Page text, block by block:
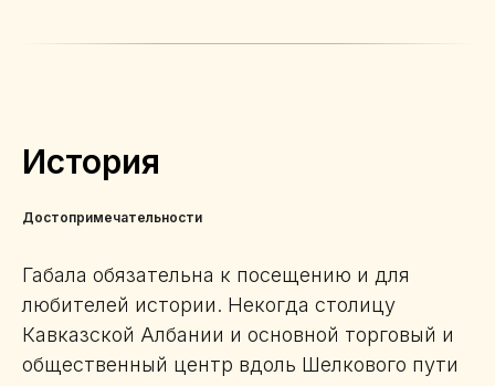
История
Достопримечательности
Габала обязательна к посещению и для
любителей истории. Некогда столицу
Кавказской Албании и основной торговый и
общественный центр вдоль Шелкового пути